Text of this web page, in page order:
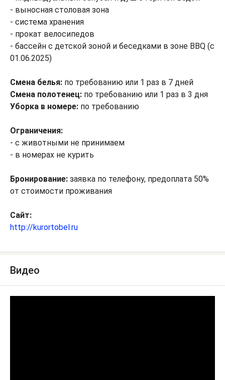
- выносная столовая зона
- система хранения
- прокат велосипедов
- бассейн с детской зоной и беседками в зоне BBQ (с
01.06.2025)
Смена белья: по требованию или 1 раз в 7 дней
Смена полотенец: по требованию или 1 раз в 3 дня
Уборка в номере: по требованию
Ограничения:
- с животными не принимаем
- в номерах не курить
Бронирование: заявка по телефону, предоплата 50%
от стоимости проживания
Сайт:
http://kurortobel.ru
Видео